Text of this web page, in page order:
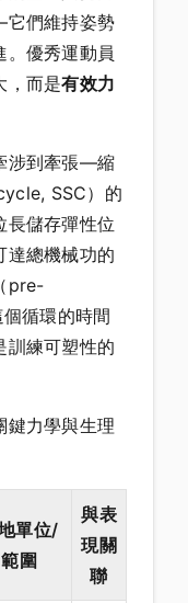
們維持姿勢
。優秀運動員
，而是有效力
涉到牽張—縮
SSC）的
長儲存彈性位
達總機械功的
pre-
循環的時間
訓練可塑性的
鍵力學與生理
單位/
範圍
與表
現關
聯